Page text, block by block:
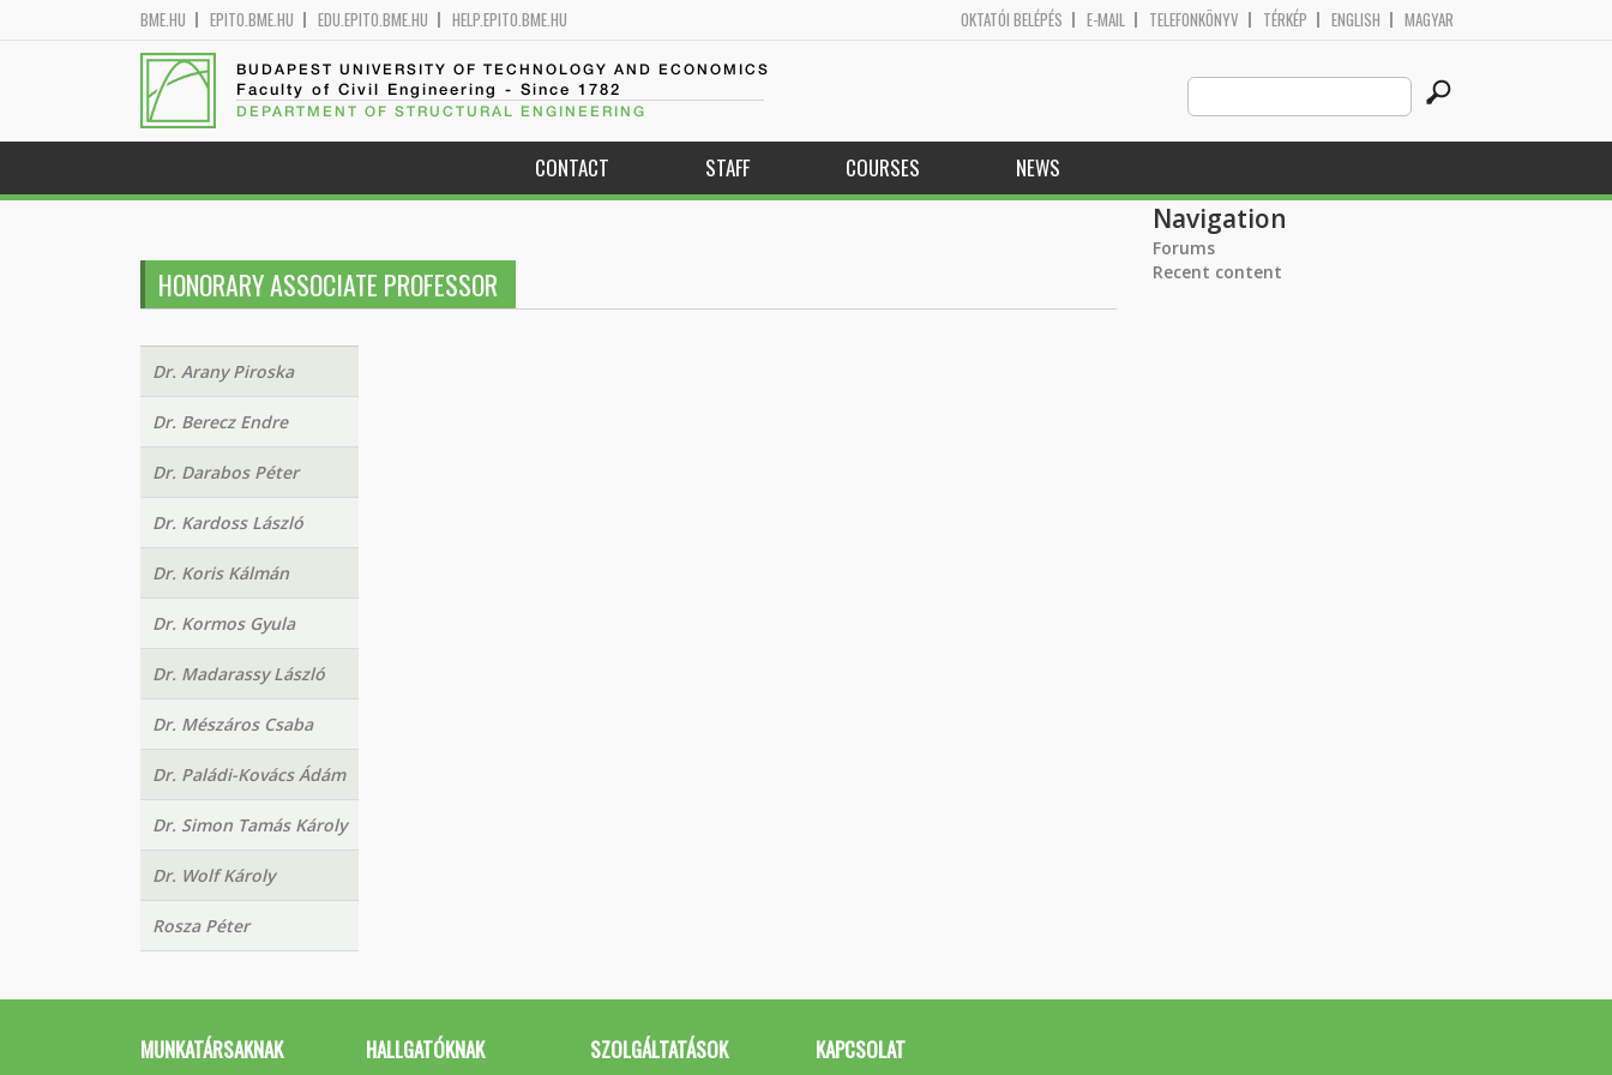
BME.HU EPITO.BME.HU EDU.EPITO.BME.HU HELP.EPITO.BME.HU OKTATÓI BELÉPÉS E-MAIL TELEFONKÖNYV TÉRKÉP ENGLISH MAGYAR
BUDAPEST UNIVERSITY OF TECHNOLOGY AND ECONOMICS
Faculty of Civil Engineering - Since 1782
DEPARTMENT OF STRUCTURAL ENGINEERING
Search
this
site
CONTACT STAFF COURSES NEWS
HONORARY ASSOCIATE PROFESSOR
Dr. Arany Piroska
Dr. Berecz Endre
Dr. Darabos Péter
Dr. Kardoss László
Dr. Koris Kálmán
Dr. Kormos Gyula
Dr. Madarassy László
Dr. Mészáros Csaba
Dr. Paládi-Kovács Ádám
Dr. Simon Tamás Károly
Dr. Wolf Károly
Rosza Péter
Navigation
Forums
Recent content
MUNKATÁRSAKNAK HALLGATÓKNAK SZOLGÁLTATÁSOK KAPCSOLAT